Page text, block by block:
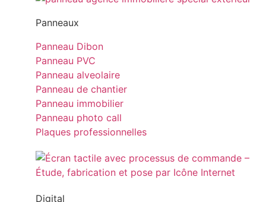
Panneaux
Panneau Dibon
Panneau PVC
Panneau alveolaire
Panneau de chantier
Panneau immobilier
Panneau photo call
Plaques professionnelles
Digital